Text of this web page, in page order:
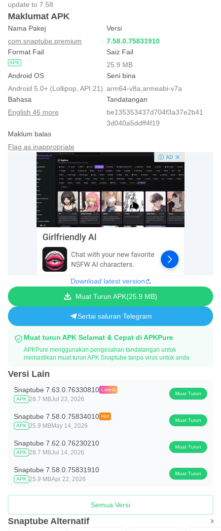
update to 7.58
Maklumat APK
Nama Pakej
com.snaptube.premium
Versi
7.58.0.75831910
Format Fail
APK
Saiz Fail
25.9 MB
Android OS
Android 5.0+ (Lollipop, API 21)
Seni bina
arm64-v8a,armeabi-v7a
Bahasa
English 46 more
Tandatangan
be135353437d704f3a37e2b41
3d040a5ddff4f19
Maklum balas
Flag as inappropriate
Download latest version
Muat Turun APK 25.9 MB
Sertai saluran Telegram
Muat turun APK Selamat & Cepat di APKPure
APKPure menggunakan pengesahan tandatangan untuk
memastikan muat turun APK Snaptube tanpa virus untuk anda.
Versi Lain
Snaptube 7.63.0.76330810 Latest
APK 28.7 MBJul 23, 2026
Muat Turun
Snaptube 7.58.0.75834010 Hot
APK 25.9 MBMay 14, 2026
Muat Turun
Snaptube 7.62.0.76230210
APK 28.7 MBJul 14, 2026
Muat Turun
Snaptube 7.58.0.75831910
APK 25.9 MBApr 22, 2026
Muat Turun
Semua Versi
Snaptube Alternatif